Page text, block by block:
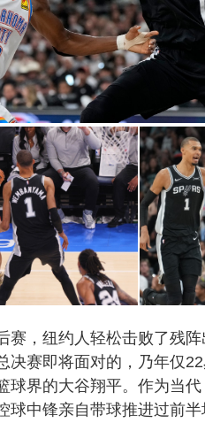
赛，纽约人轻松击败了残
决赛即将面对的，乃年仅
球界的大谷翔平。作为当
球中锋亲自带球推进过前